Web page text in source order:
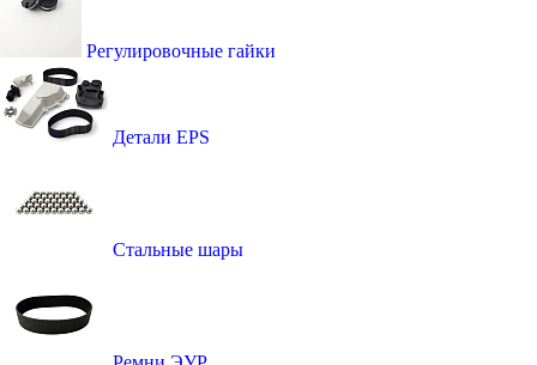
Регулировочные гайки
Детали EPS
Стальные шары